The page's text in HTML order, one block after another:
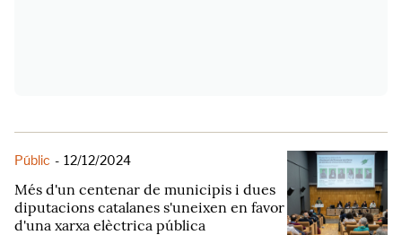
Públic - 12/12/2024
Més d'un centenar de municipis i dues
diputacions catalanes s'uneixen en favor
d'una xarxa elèctrica pública